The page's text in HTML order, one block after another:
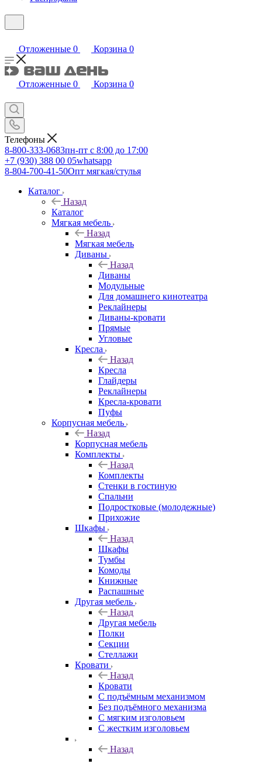
Отложенные 0 Корзина 0
Отложенные 0 Корзина 0
Телефоны
8-800-333-0683пн-пт с 8:00 до 17:00
+7 (930) 388 00 05whatsapp
8-804-700-41-50Опт мягкая/стулья
Каталог
Назад
Каталог
Мягкая мебель
Назад
Мягкая мебель
Диваны
Назад
Диваны
Модульные
Для домашнего кинотеатра
Реклайнеры
Диваны-кровати
Прямые
Угловые
Кресла
Назад
Кресла
Глайдеры
Реклайнеры
Кресла-кровати
Пуфы
Корпусная мебель
Назад
Корпусная мебель
Комплекты
Назад
Комплекты
Стенки в гостиную
Спальни
Подростковые (молодежные)
Прихожие
Шкафы
Назад
Шкафы
Тумбы
Комоды
Книжные
Распашные
Другая мебель
Назад
Другая мебель
Полки
Секции
Стеллажи
Кровати
Назад
Кровати
С подъёмным механизмом
Без подъёмного механизма
С мягким изголовьем
С жестким изголовьем
Назад